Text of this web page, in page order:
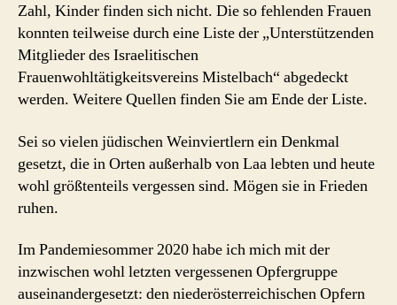
Zahl, Kinder finden sich nicht. Die so fehlenden Frauen
konnten teilweise durch eine Liste der „Unterstützenden
Mitglieder des Israelitischen
Frauenwohltätigkeitsvereins Mistelbach“ abgedeckt
werden. Weitere Quellen finden Sie am Ende der Liste.
Sei so vielen jüdischen Weinviertlern ein Denkmal
gesetzt, die in Orten außerhalb von Laa lebten und heute
wohl größtenteils vergessen sind. Mögen sie in Frieden
ruhen.
Im Pandemiesommer 2020 habe ich mich mit der
inzwischen wohl letzten vergessenen Opfergruppe
auseinandergesetzt: den niederösterreichischen Opfern